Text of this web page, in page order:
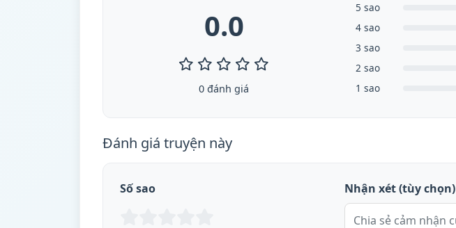
0.0
0 đánh giá
5 sao
4 sao
3 sao
2 sao
1 sao
Đánh giá truyện này
Số sao Nhận xét (tùy chọn)